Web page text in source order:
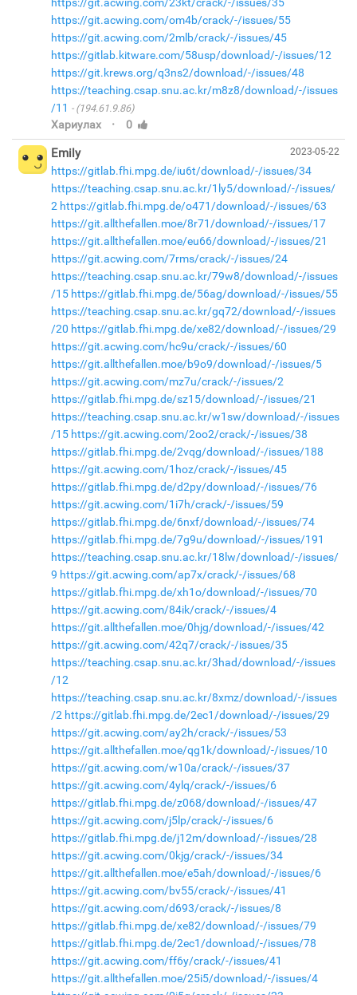
https://git.acwing.com/om4b/crack/-/issues/55
https://git.acwing.com/2mlb/crack/-/issues/45
https://gitlab.kitware.com/58usp/download/-/issues/12
https://git.krews.org/q3ns2/download/-/issues/48
https://teaching.csap.snu.ac.kr/m8z8/download/-/issues
/11
(194.61.9.86)
Хариулах · 0
2023-05-22
Emily
https://gitlab.fhi.mpg.de/iu6t/download/-/issues/34
https://teaching.csap.snu.ac.kr/1ly5/download/-/issues/
2 https://gitlab.fhi.mpg.de/o471/download/-/issues/63
https://git.allthefallen.moe/8r71/download/-/issues/17
https://git.allthefallen.moe/eu66/download/-/issues/21
https://git.acwing.com/7rms/crack/-/issues/24
https://teaching.csap.snu.ac.kr/79w8/download/-/issues
/15 https://gitlab.fhi.mpg.de/56ag/download/-/issues/55
https://teaching.csap.snu.ac.kr/gq72/download/-/issues
/20 https://gitlab.fhi.mpg.de/xe82/download/-/issues/29
https://git.acwing.com/hc9u/crack/-/issues/60
https://git.allthefallen.moe/b9o9/download/-/issues/5
https://git.acwing.com/mz7u/crack/-/issues/2
https://gitlab.fhi.mpg.de/sz15/download/-/issues/21
https://teaching.csap.snu.ac.kr/w1sw/download/-/issues
/15 https://git.acwing.com/2oo2/crack/-/issues/38
https://gitlab.fhi.mpg.de/2vqg/download/-/issues/188
https://git.acwing.com/1hoz/crack/-/issues/45
https://gitlab.fhi.mpg.de/d2py/download/-/issues/76
https://git.acwing.com/1i7h/crack/-/issues/59
https://gitlab.fhi.mpg.de/6nxf/download/-/issues/74
https://gitlab.fhi.mpg.de/7g9u/download/-/issues/191
https://teaching.csap.snu.ac.kr/18lw/download/-/issues/
9 https://git.acwing.com/ap7x/crack/-/issues/68
https://gitlab.fhi.mpg.de/xh1o/download/-/issues/70
https://git.acwing.com/84ik/crack/-/issues/4
https://git.allthefallen.moe/0hjg/download/-/issues/42
https://git.acwing.com/42q7/crack/-/issues/35
https://teaching.csap.snu.ac.kr/3had/download/-/issues
/12
https://teaching.csap.snu.ac.kr/8xmz/download/-/issues
/2 https://gitlab.fhi.mpg.de/2ec1/download/-/issues/29
https://git.acwing.com/ay2h/crack/-/issues/53
https://git.allthefallen.moe/qg1k/download/-/issues/10
https://git.acwing.com/w10a/crack/-/issues/37
https://git.acwing.com/4ylq/crack/-/issues/6
https://gitlab.fhi.mpg.de/z068/download/-/issues/47
https://git.acwing.com/j5lp/crack/-/issues/6
https://gitlab.fhi.mpg.de/j12m/download/-/issues/28
https://git.acwing.com/0kjg/crack/-/issues/34
https://git.allthefallen.moe/e5ah/download/-/issues/6
https://git.acwing.com/bv55/crack/-/issues/41
https://git.acwing.com/d693/crack/-/issues/8
https://gitlab.fhi.mpg.de/xe82/download/-/issues/79
https://gitlab.fhi.mpg.de/2ec1/download/-/issues/78
https://git.acwing.com/ff6y/crack/-/issues/41
https://git.allthefallen.moe/25i5/download/-/issues/4